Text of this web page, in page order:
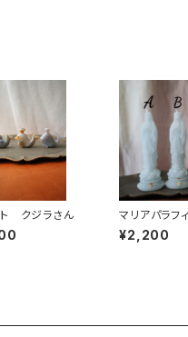
クジラさん
マリアパラフ
ドル ペール
¥2,200